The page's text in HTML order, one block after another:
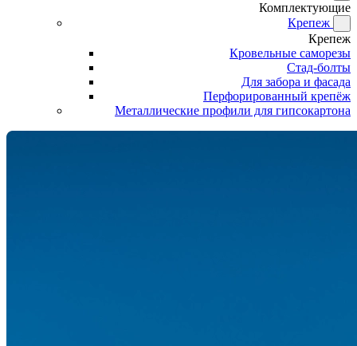
Комплектующие
Крепеж
Крепеж
Кровельные саморезы
Стад-болты
Для забора и фасада
Перфорированный крепёж
Металлические профили для гипсокартона